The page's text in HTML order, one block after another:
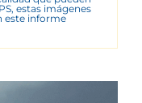
estas imágenes
este informe